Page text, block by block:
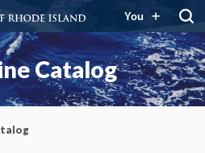
You
Catalog